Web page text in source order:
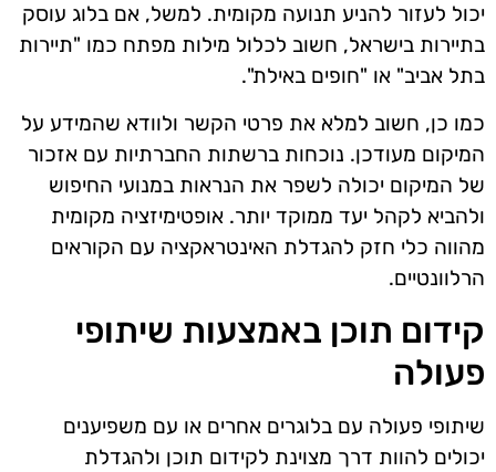
יכול לעזור להניע תנועה מקומית. למשל, אם בלוג עוסק
בתיירות בישראל, חשוב לכלול מילות מפתח כמו "תיירות
בתל אביב" או "חופים באילת".
כמו כן, חשוב למלא את פרטי הקשר ולוודא שהמידע על
המיקום מעודכן. נוכחות ברשתות החברתיות עם אזכור
של המיקום יכולה לשפר את הנראות במנועי החיפוש
ולהביא לקהל יעד ממוקד יותר. אופטימיזציה מקומית
מהווה כלי חזק להגדלת האינטראקציה עם הקוראים
הרלוונטיים.
קידום תוכן באמצעות שיתופי
פעולה
שיתופי פעולה עם בלוגרים אחרים או עם משפיענים
יכולים להוות דרך מצוינת לקידום תוכן ולהגדלת